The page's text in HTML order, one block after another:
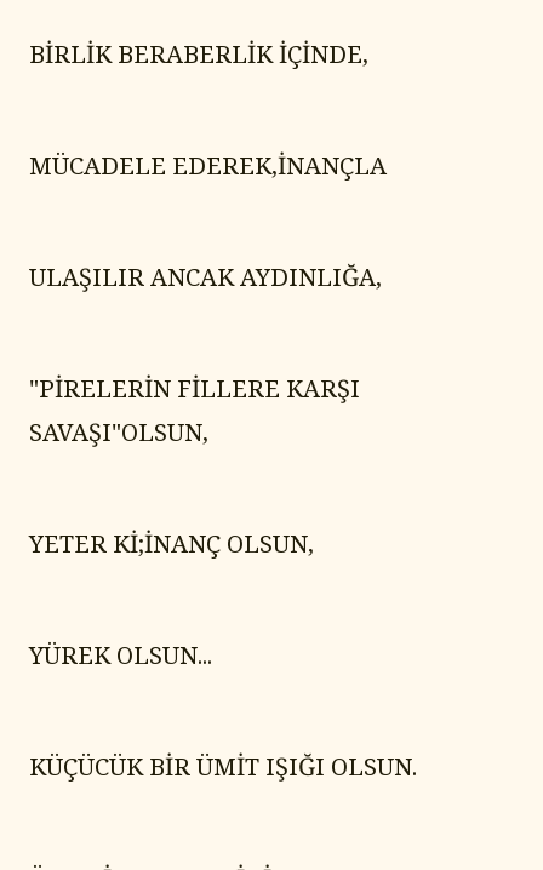
BİRLİK BERABERLİK İÇİNDE,
MÜCADELE EDEREK,İNANÇLA
ULAŞILIR ANCAK AYDINLIĞA,
"PİRELERİN FİLLERE KARŞI
SAVAŞI"OLSUN,
YETER Kİ;İNANÇ OLSUN,
YÜREK OLSUN...
KÜÇÜCÜK BİR ÜMİT IŞIĞI OLSUN.